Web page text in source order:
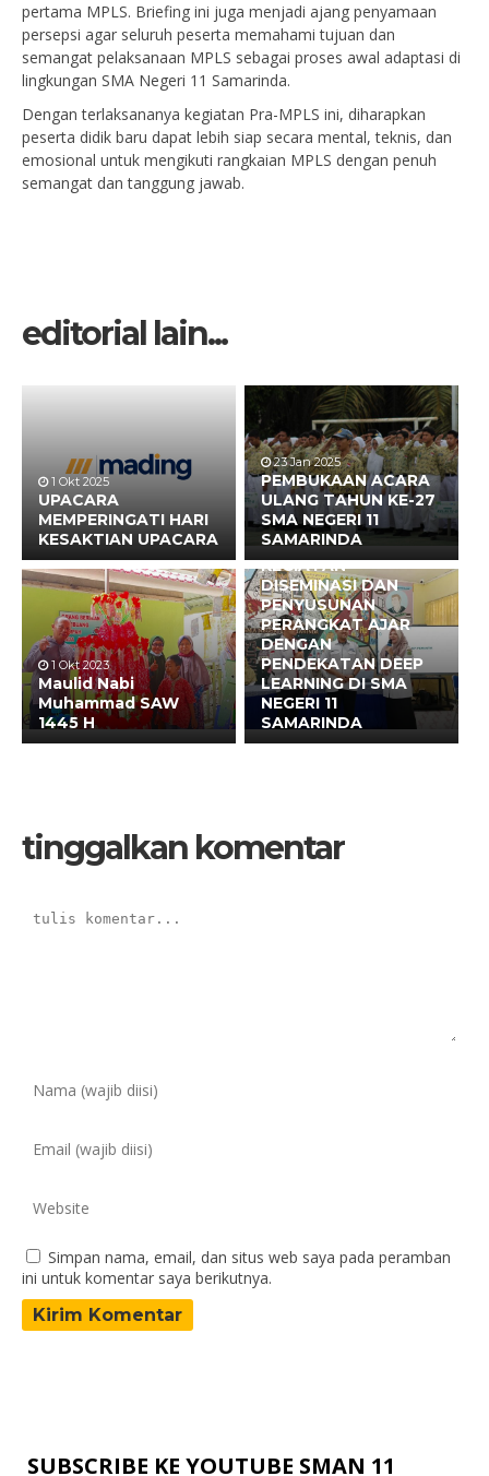
pertama MPLS. Briefing ini juga menjadi ajang penyamaan
persepsi agar seluruh peserta memahami tujuan dan
semangat pelaksanaan MPLS sebagai proses awal adaptasi di
lingkungan SMA Negeri 11 Samarinda.
Dengan terlaksananya kegiatan Pra-MPLS ini, diharapkan
peserta didik baru dapat lebih siap secara mental, teknis, dan
emosional untuk mengikuti rangkaian MPLS dengan penuh
semangat dan tanggung jawab.
editorial lain...
1 Okt 2025
UPACARA
MEMPERINGATI HARI
KESAKTIAN UPACARA
23 Jan 2025
PEMBUKAAN ACARA
ULANG TAHUN KE-27
SMA NEGERI 11
SAMARINDA
1 Okt 2023
Maulid Nabi
Muhammad SAW
1445 H
30 Jul 2025
HARI KETIGA
KEGIATAN
DISEMINASI DAN
PENYUSUNAN
PERANGKAT AJAR
DENGAN
PENDEKATAN DEEP
LEARNING DI SMA
NEGERI 11
SAMARINDA
tinggalkan komentar
Simpan nama, email, dan situs web saya pada peramban
ini untuk komentar saya berikutnya.
SUBSCRIBE KE YOUTUBE SMAN 11